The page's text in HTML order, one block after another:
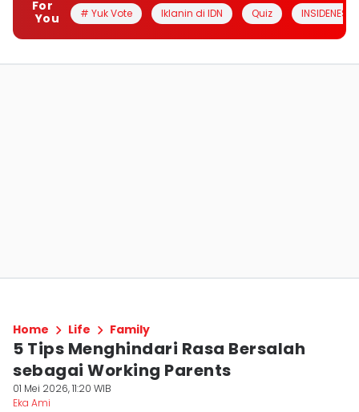
For
You
# Yuk Vote Iklanin di IDN Quiz INSIDENESIA
Home Life Family
5 Tips Menghindari Rasa Bersalah
sebagai Working Parents
01 Mei 2026, 11:20 WIB
Eka Ami